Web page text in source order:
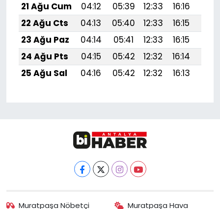
21 Ağu Cum
04:12 05:39 12:33 16:16
22 Ağu Cts
04:13 05:40 12:33 16:15
23 Ağu Paz
04:14 05:41 12:33 16:15
24 Ağu Pts
04:15 05:42 12:32 16:14
25 Ağu Sal
04:16 05:42 12:32 16:13
Muratpaşa Nöbetçi Muratpaşa Hava